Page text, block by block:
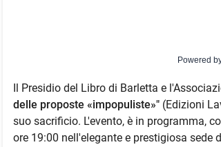
Powered
Il Presidio del Libro di Barletta e
delle proposte «impopuliste»"(Edizioni
suo sacrificio. L'evento, è in programma,
ore 19:00 nell'elegante e prestigiosa sede